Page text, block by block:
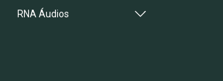
RNA Áudios